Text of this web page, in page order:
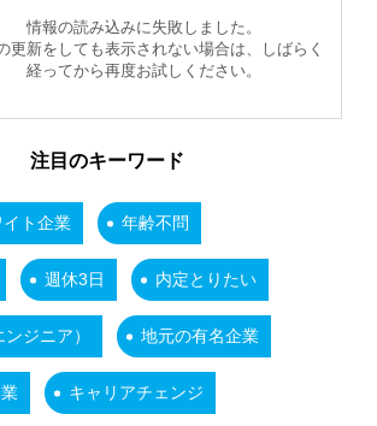
情報の読み込みに失敗しました。
更新をしても表示されない場合は、しばらく
経ってから再度お試しください。
注目のキーワード
イト企業 年齢不問
週休3日 内定とりたい
ジニア） 地元の有名企業
キャリアチェンジ